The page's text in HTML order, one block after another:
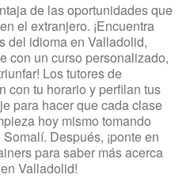
de las oportunidades que
el extranjero. ¡Encuentra
del idioma en Valladolid,
con un curso personalizado,
Los tutores de
con tu horario y perfilan tus
para hacer que cada clase
hoy mismo tomando
Después, ¡ponte en
para saber más acerca
Valladolid!